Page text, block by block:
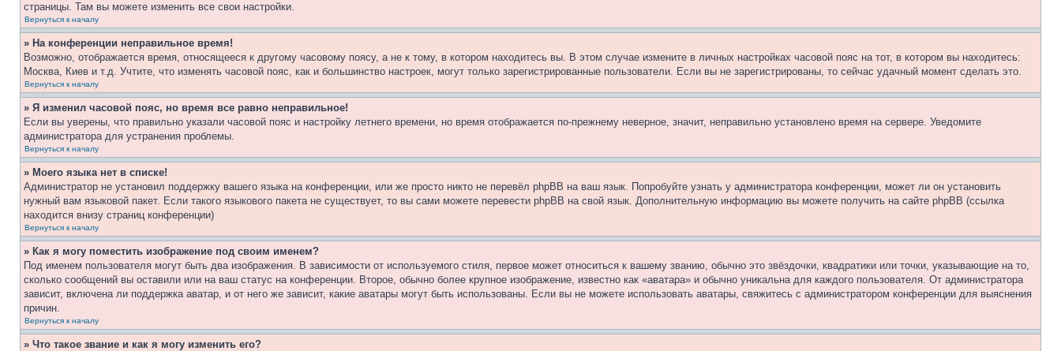
страницы. Там вы можете изменить все свои настройки.
Вернуться к началу
» На конференции неправильное время!
Возможно, отображается время, относящееся к другому часовому поясу, а не к тому, в котором находитесь вы. В этом случае измените в личных настройках часовой пояс на тот, в котором вы находитесь:
Москва, Киев и т.д. Учтите, что изменять часовой пояс, как и большинство настроек, могут только зарегистрированные пользователи. Если вы не зарегистрированы, то сейчас удачный момент сделать это.
Вернуться к началу
» Я изменил часовой пояс, но время все равно неправильное!
Если вы уверены, что правильно указали часовой пояс и настройку летнего времени, но время отображается по-прежнему неверное, значит, неправильно установлено время на сервере. Уведомите
администратора для устранения проблемы.
Вернуться к началу
» Моего языка нет в списке!
Администратор не установил поддержку вашего языка на конференции, или же просто никто не перевёл phpBB на ваш язык. Попробуйте узнать у администратора конференции, может ли он установить
нужный вам языковой пакет. Если такого языкового пакета не существует, то вы сами можете перевести phpBB на свой язык. Дополнительную информацию вы можете получить на сайте phpBB (ссылка
находится внизу страниц конференции)
Вернуться к началу
» Как я могу поместить изображение под своим именем?
Под именем пользователя могут быть два изображения. В зависимости от используемого стиля, первое может относиться к вашему званию, обычно это звёздочки, квадратики или точки, указывающие на то,
сколько сообщений вы оставили или на ваш статус на конференции. Второе, обычно более крупное изображение, известно как «аватара» и обычно уникальна для каждого пользователя. От администратора
зависит, включена ли поддержка аватар, и от него же зависит, какие аватары могут быть использованы. Если вы не можете использовать аватары, свяжитесь с администратором конференции для выяснения
причин.
Вернуться к началу
» Что такое звание и как я могу изменить его?